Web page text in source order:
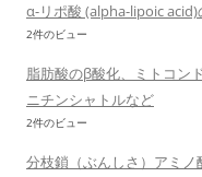
α-リポ酸 (alpha-lipoic
2件のビュー
脂肪酸のβ酸化、ミトコン
ニチンシャトルなど
2件のビュー
分枝鎖（ぶんしさ）アミ